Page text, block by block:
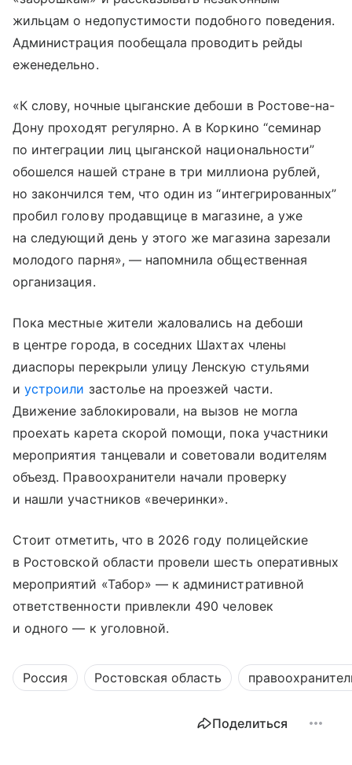
жильцам о недопустимости подобного поведения.
Администрация пообещала проводить рейды
еженедельно.
«К слову, ночные цыганские дебоши в Ростове-на-
Дону проходят регулярно. А в Коркино “семинар
по интеграции лиц цыганской национальности”
обошелся нашей стране в три миллиона рублей,
но закончился тем, что один из “интегрированных”
пробил голову продавщице в магазине, а уже
на следующий день у этого же магазина зарезали
молодого парня», — напомнила общественная
организация.
Пока местные жители жаловались на дебоши
в центре города, в соседних Шахтах члены
диаспоры перекрыли улицу Ленскую стульями
иустроили застолье на проезжей части.
Движение заблокировали, на вызов не могла
проехать карета скорой помощи, пока участники
мероприятия танцевали и советовали водителям
объезд. Правоохранители начали проверку
и нашли участников «вечеринки».
Стоит отметить, что в 2026 году полицейские
в Ростовской области провели шесть оперативных
мероприятий «Табор» — к административной
ответственности привлекли 490 человек
и одного — к уголовной.
Россия Ростовская область
Поделиться